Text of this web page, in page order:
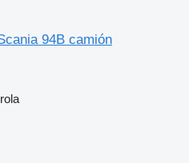
94B camión